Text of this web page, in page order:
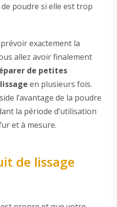
poudre si elle est trop
exactement la
allez avoir finalement
de petites
en plusieurs fois.
l’avantage de la poudre
la période d’utilisation
et à mesure.
de lissage